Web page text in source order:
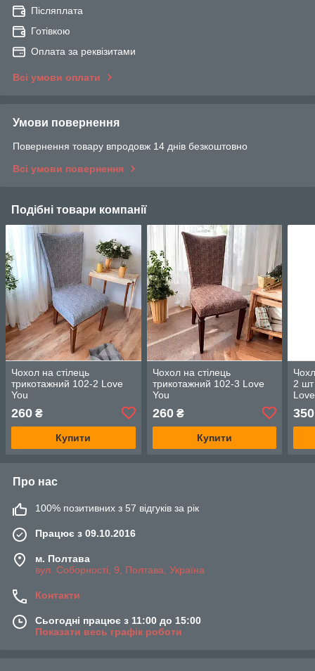
Післяплата
Готівкою
Оплата за реквізитами
Всі умови оплати
Умови повернення
Повернення товару впродовж 14 днів безкоштовно
Всі умови повернення
Подібні товари компанії
Чохол на стілець
трикотажний 102-2 Love
You
260 ₴
Купити
Чохол на стілець
трикотажний 102-3 Love
You
260₴
Купити
2 шт
350
Про нас
100% позитивних з 57 відгуків за рік
Працює з 09.10.2016
м. Полтава
вул. Соборності, 9, Полтава, Україна
Контакти
Сьогодні працює з 11:00 до 15:00
Показати весь графік роботи